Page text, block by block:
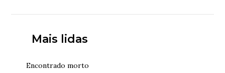
Mais lidas
Encontrado morto